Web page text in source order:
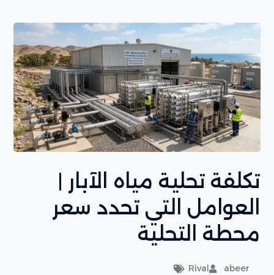
تكلفة تحلية مياه الآبار |
العوامل التي تحدد سعر
محطة التحلية
abeer
Rival